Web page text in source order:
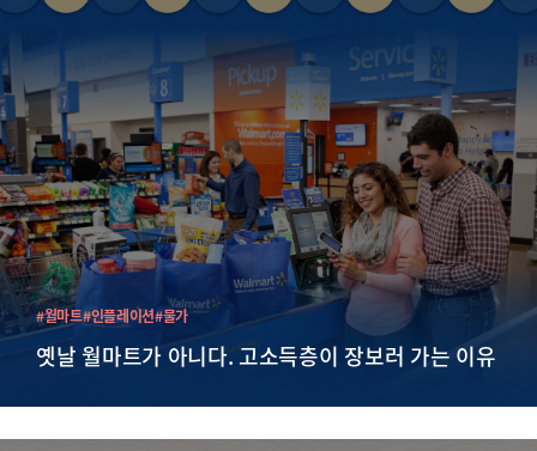
옛날 월마트가 아니다. 고소득층이 장보러 가는 이유
#월마트#인플레이션#물가